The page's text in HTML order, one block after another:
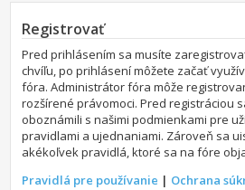
Registrovať
Pred prihlásením sa musíte
chvíľu, po prihlásení môžete začať
fóra. Administrátor fóra môže
rozšírené právomoci. Pred registráciou
oboznámili s našimi podmienkami pre
pravidlami a ujednaniami. Zároveň sa
akékoľvek pravidlá, ktoré sa na fóre
Pravidlá pre používanie | Ochrana